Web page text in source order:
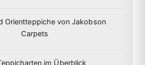
Orientteppiche von Jakobson
Carpets
im Überblick